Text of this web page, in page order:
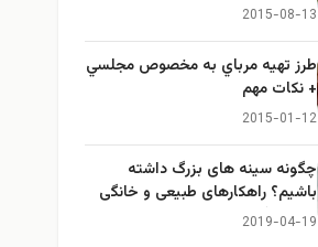
2015-08-13
طرز تهيه مرباي به مخصوص مجلسي
+ نكات مهم
2015-01-12
چگونه سینه های بزرگ داشته
باشیم؟ راهکارهای طبیعی و خانگی
برای بزرگ کردن سینه
2019-04-19